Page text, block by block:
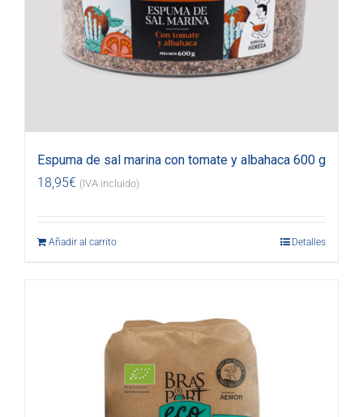
Espuma de sal marina con tomate y albahaca 600 g
18,95€ (IVA incluido)
Añadir al carrito Detalles